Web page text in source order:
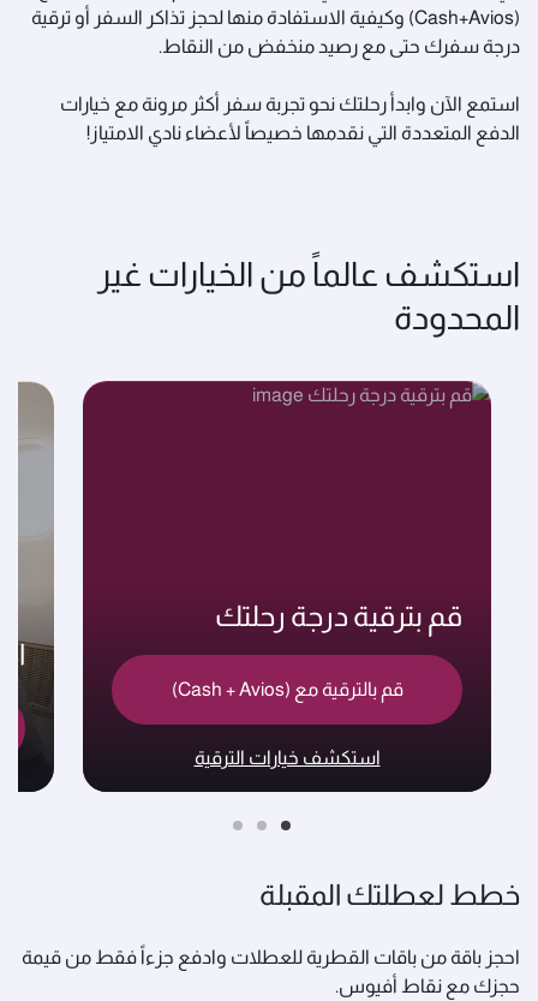
(Cash+Avios) وكيفية الاستفادة منها لحجز تذاكر السفر أو ترقية
درجة سفرك حتى مع رصيد منخفض من النقاط.
استمع الآن وابدأ رحلتك نحو تجربة سفر أكثر مرونة مع خيارات
الدفع المتعددة التي نقدمها خصيصاً لأعضاء نادي الامتياز!
استكشف عالماً من الخيارات غير
المحدودة
قم بترقية درجة رحلتك
قم بالترقية مع (Cash + Avios)
استكشف خيارات الترقية
خطط لعطلتك المقبلة
احجز باقة من باقات القطرية للعطلات وادفع جزءاً فقط من قيمة
حجزك مع نقاط أفيوس.